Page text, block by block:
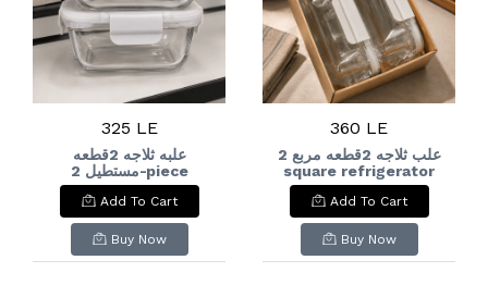
325 LE
علبه ثلاجه 2قطعه
مستطيل 2-piece
rectangular
refrigerator box
Add To Cart
Buy Now
360 LE
علب ثلاجه 2قطعه مربع 2
square refrigerator
boxes
Add To Cart
Buy Now